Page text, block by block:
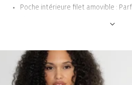
Poche intérieure filet amovible :
Bandoulière réglable rembourrée au
confort de transport optimal